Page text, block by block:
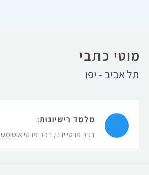
מוטי כתבי
תל אביב - יפו
מלמד רישיונות:
רכב פרטי ידני, רכב פרטי אוטומט